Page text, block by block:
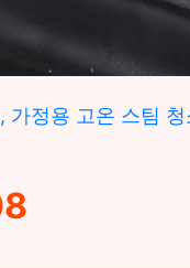
정용 고온 스팀